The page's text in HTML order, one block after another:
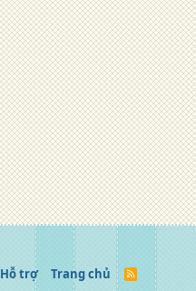
Hỗ trợ Trang chủ
R